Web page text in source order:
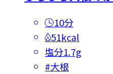
10分
51kcal
塩分1.7g
#大根